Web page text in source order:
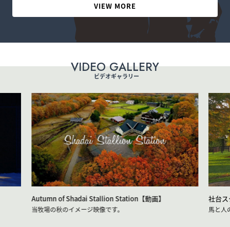
VIEW MORE
VIDEO GALLERY
ビデオギャラリー
Autumn of Shadai Stallion Station【動画】
当牧場の秋のイメージ映像です。
社台
馬と人